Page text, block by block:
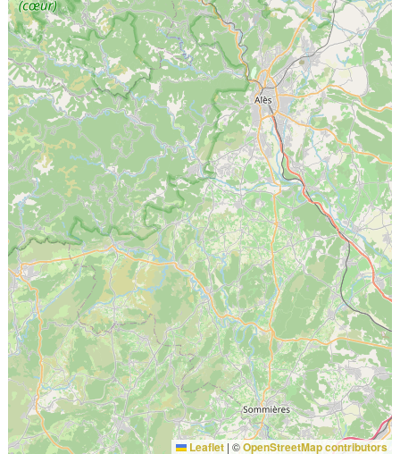
Leaflet | ©OpenStreetMap contributors